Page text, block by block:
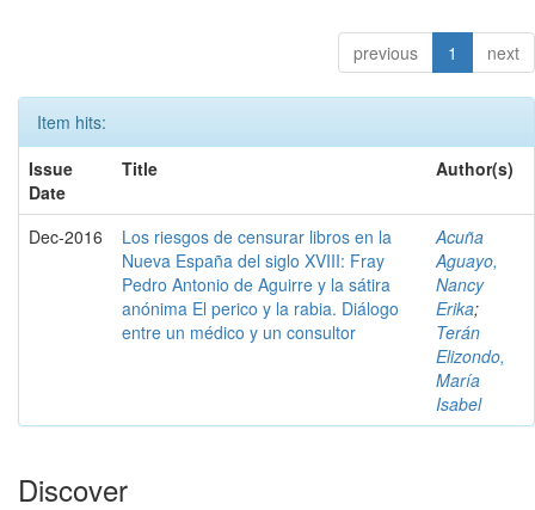
previous 1 next
Item hits:
Issue
Date
Title Author(s)
Dec-2016
Los riesgos de censurar libros en la
Nueva España del siglo XVIII: Fray
Pedro Antonio de Aguirre y la sátira
anónima El perico y la rabia. Diálogo
entre un médico y un consultor
Acuña
Aguayo,
Nancy
Erika;
Terán
Elizondo,
María
Isabel
Discover